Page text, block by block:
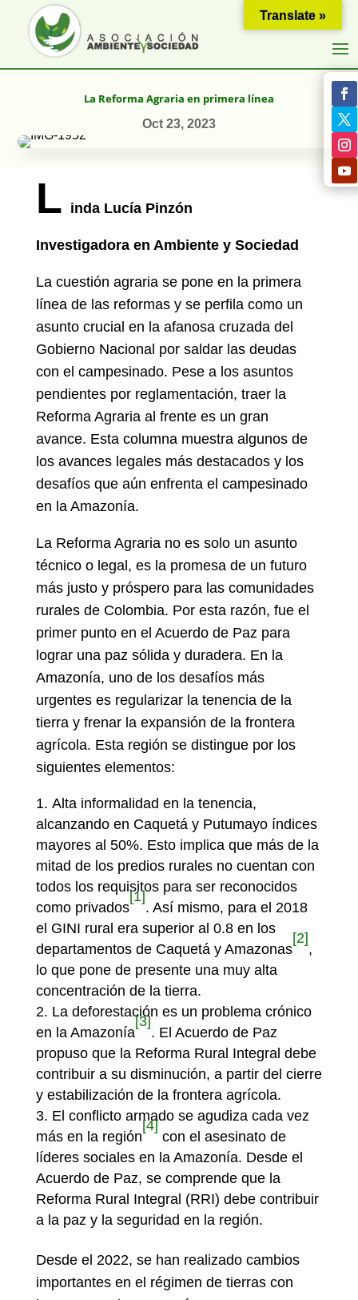
La Reforma Agraria en primera línea
Oct 23, 2023
L inda Lucía Pinzón
Investigadora en Ambiente y Sociedad
La cuestión agraria se pone en la primera
línea de las reformas y se perfila como un
asunto crucial en la afanosa cruzada del
Gobierno Nacional por saldar las deudas
con el campesinado. Pese a los asuntos
pendientes por reglamentación, traer la
Reforma Agraria al frente es un gran
avance. Esta columna muestra algunos de
los avances legales más destacados y los
desafíos que aún enfrenta el campesinado
en la Amazonía.
La Reforma Agraria no es solo un asunto
técnico o legal, es la promesa de un futuro
más justo y próspero para las comunidades
rurales de Colombia. Por esta razón, fue el
primer punto en el Acuerdo de Paz para
lograr una paz sólida y duradera. En la
Amazonía, uno de los desafíos más
urgentes es regularizar la tenencia de la
tierra y frenar la expansión de la frontera
agrícola. Esta región se distingue por los
siguientes elementos:
Alta informalidad en la tenencia,
alcanzando en Caquetá y Putumayo índices
mayores al 50%. Esto implica que más de la
mitad de los predios rurales no cuentan con
todos los requisitos para ser reconocidos
como privados
[1]
. Así mismo, para el 2018
el GINI rural era superior al 0.8 en los
departamentos de Caquetá y Amazonas
[2]
,
lo que pone de presente una muy alta
concentración de la tierra.
La deforestación es un problema crónico
en la Amazonía
[3]
. El Acuerdo de Paz
propuso que la Reforma Rural Integral debe
contribuir a su disminución, a partir del cierre
y estabilización de la frontera agrícola.
El conflicto armado se agudiza cada vez
más en la región
[4]
con el asesinato de
líderes sociales en la Amazonía. Desde el
Acuerdo de Paz, se comprende que la
Reforma Rural Integral (RRI) debe contribuir
a la paz y la seguridad en la región.
Desde el 2022, se han realizado cambios
importantes en el régimen de tierras con
Translate »